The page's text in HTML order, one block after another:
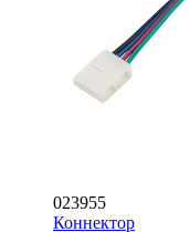
023955
Коннектор